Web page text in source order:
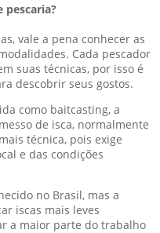
pescaria?
vale a pena conhecer as
Cada pescador
suas técnicas, por isso é
descobrir seus gostos.
como baitcasting, a
de isca, normalmente
técnica, pois exige
e das condições
no Brasil, mas a
iscas mais leves
a maior parte do trabalho